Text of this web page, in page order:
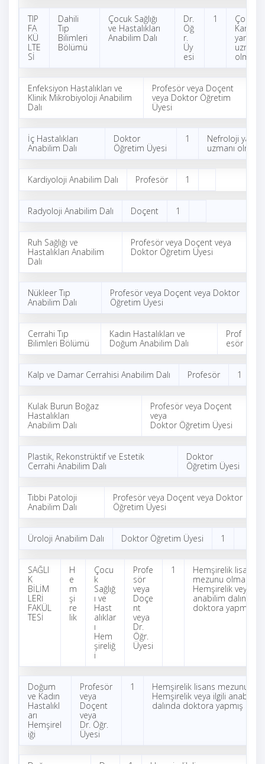
TIP
FA
KÜ
LTE
Sİ
Dahili
Tıp
Bilimleri
Bölümü
Çocuk Sağlığı
ve Hastalıkları
Anabilim Dalı
Dr.
Öğ
r.
Üy
esi
1
Çocuk
yan dal
uzmanı
olmak
Enfeksiyon Hastalıkları ve
Klinik Mikrobiyoloji Anabilim
Dalı
Profesör veya Doçent
veya Doktor Öğretim
Üyesi
İç Hastalıkları
Anabilim Dalı
Doktor
Öğretim Üyesi
1
Nefroloji yan
uzmanı olmak
Kardiyoloji Anabilim Dalı Profesör 1
Radyoloji Anabilim Dalı Doçent 1
Ruh Sağlığı ve
Hastalıkları Anabilim
Dalı
Profesör veya Doçent veya
Doktor Öğretim Üyesi
Nükleer Tıp
Anabilim Dalı
Profesör veya Doçent veya Doktor
Öğretim Üyesi
Cerrahi Tıp
Bilimleri Bölümü
Kadın Hastalıkları ve
Doğum Anabilim Dalı
Prof
esör
Kalp ve Damar Cerrahisi Anabilim Dalı Profesör 1
Kulak Burun Boğaz
Hastalıkları
Anabilim Dalı
Profesör veya Doçent
veya
Doktor Öğretim Üyesi
Plastik, Rekonstrüktif ve Estetik
Cerrahi Anabilim Dalı
Doktor
Öğretim Üyesi
Tıbbi Patoloji
Anabilim Dalı
Profesör veya Doçent veya Doktor
Öğretim Üyesi
Üroloji Anabilim Dalı Doktor Öğretim Üyesi 1
SAĞLI
K
BİLİM
LERİ
FAKÜL
TESİ
H
e
m
şi
re
lik
Çocu
k
Sağlığ
ı ve
Hast
alıklar
ı
Hem
şireliğ
i
Profe
sör
veya
Doçe
nt
veya
Dr.
Öğr.
Üyesi
1
Hemşirelik lisans
mezunu olmak.
Hemşirelik veya
anabilim dalında
doktora yapmış
Doğum
ve Kadın
Hastalıkl
arı
Hemşirel
iği
Profesör
veya
Doçent
veya
Dr. Öğr.
Üyesi
1
Hemşirelik lisans mezunu
Hemşirelik veya ilgili anabilim
dalında doktora yapmış